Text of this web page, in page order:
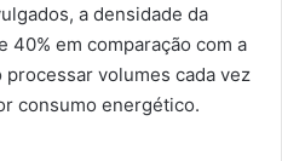
a densidade da
40% em comparação com a
volumes cada vez
consumo energético.